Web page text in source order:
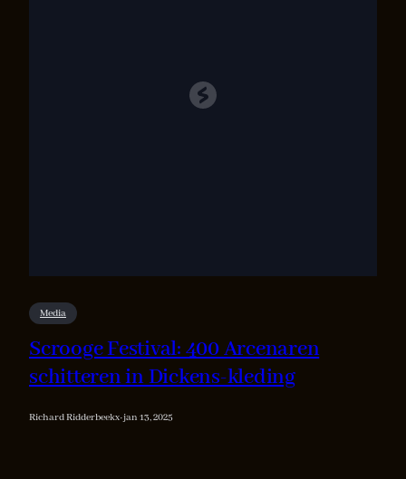
Media
Scrooge Festival: 400 Arcenaren
schitteren in Dickens-kleding
Richard Ridderbeekx·jan 13, 2025